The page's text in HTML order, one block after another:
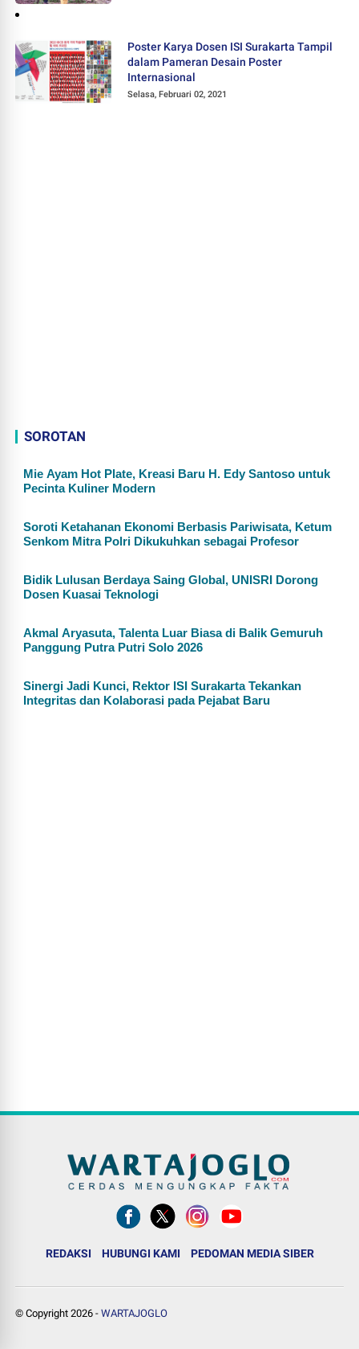
Poster Karya Dosen ISI Surakarta Tampil
dalam Pameran Desain Poster
Internasional
Selasa, Februari 02, 2021
SOROTAN
Mie Ayam Hot Plate, Kreasi Baru H. Edy Santoso untuk
Pecinta Kuliner Modern
Soroti Ketahanan Ekonomi Berbasis Pariwisata, Ketum
Senkom Mitra Polri Dikukuhkan sebagai Profesor
Bidik Lulusan Berdaya Saing Global, UNISRI Dorong
Dosen Kuasai Teknologi
Akmal Aryasuta, Talenta Luar Biasa di Balik Gemuruh
Panggung Putra Putri Solo 2026
Sinergi Jadi Kunci, Rektor ISI Surakarta Tekankan
Integritas dan Kolaborasi pada Pejabat Baru
REDAKSI HUBUNGI KAMI PEDOMAN MEDIA SIBER
© Copyright2026 -WARTAJOGLO